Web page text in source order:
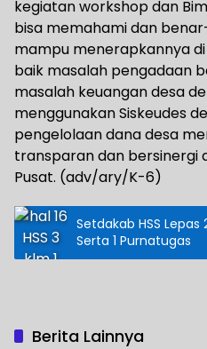
kegiatan workshop dan
bisa memahami dan
mampu menerapkannya
baik masalah pengadaan
masalah keuangan desa
menggunakan Siskeudes
pengelolaan dana desa
transparan dan bersinergi
Pusat. (adv/ary/K-6)
Setdakab HSS Lepas 2 ASN
Serta 1 Purnatugas
Berita Lainnya